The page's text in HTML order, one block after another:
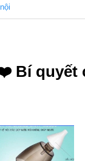
Bí quyết